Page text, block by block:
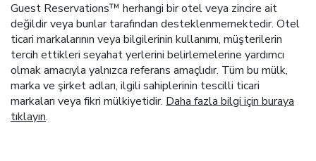
Guest Reservations™ herhangi bir otel veya zincire ait
değildir veya bunlar tarafından desteklenmemektedir. Otel
ticari markalarının veya bilgilerinin kullanımı, müşterilerin
tercih ettikleri seyahat yerlerini belirlemelerine yardımcı
olmak amacıyla yalnızca referans amaçlıdır. Tüm bu mülk,
marka ve şirket adları, ilgili sahiplerinin tescilli ticari
markaları veya fikri mülkiyetidir. Daha fazla bilgi için buraya
tıklayın.